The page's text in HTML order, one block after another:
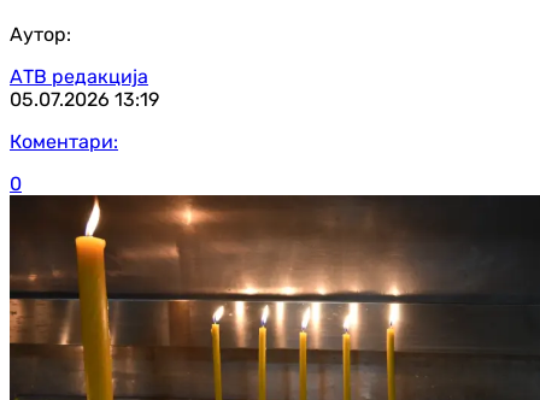
Аутор:
АТВ редакција
05.07.2026 13:19
Коментари:
0